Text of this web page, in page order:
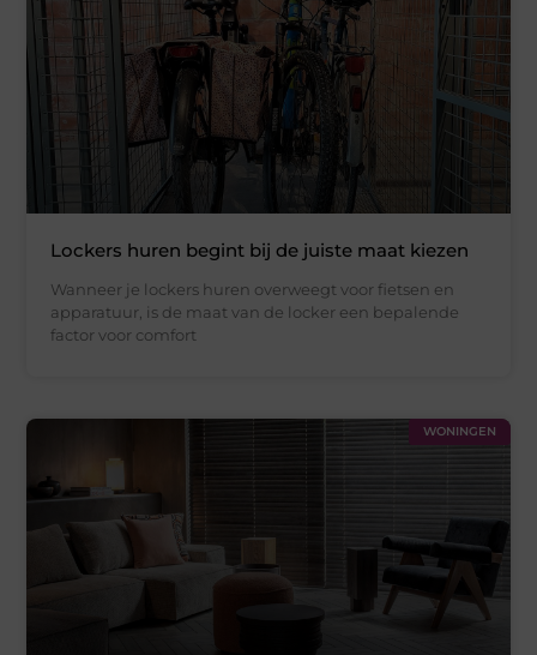
Lockers huren begint bij de juiste maat kiezen
Wanneer je lockers huren overweegt voor fietsen en
apparatuur, is de maat van de locker een bepalende
factor voor comfort
WONINGEN